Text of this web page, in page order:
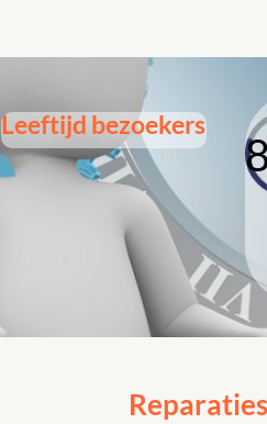
Leeftijd bezoekers